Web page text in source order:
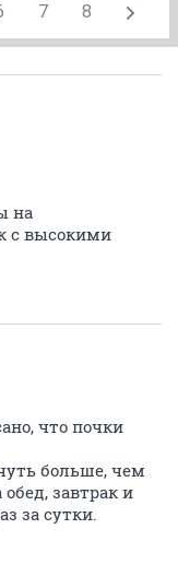
7 8
на
с высокими
что почки
больше, чем
завтрак и
за сутки.